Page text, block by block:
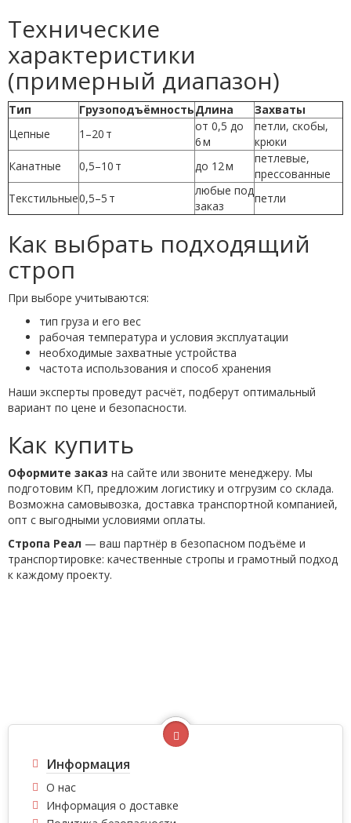
Технические
характеристики
(примерный диапазон)
Тип ГрузоподъёмностьДлина
Захваты
Цепные
1–20 т
от 0,5 до
6 м
петли, скобы,
крюки
Канатные
0,5–10 т до 12 м
петлевые,
прессованные
Текстильные0,5–5 т
любые под
заказ
петли
Как выбрать подходящий
строп
При выборе учитываются:
тип груза и его вес
рабочая температура и условия эксплуатации
необходимые захватные устройства
частота использования и способ хранения
Наши эксперты проведут расчёт, подберут оптимальный
вариант по цене и безопасности.
Как купить
Оформите заказ на сайте или звоните менеджеру. Мы
подготовим КП, предложим логистику и отгрузим со склада.
Возможна самовывозка, доставка транспортной компанией,
опт с выгодными условиями оплаты.
Стропа Реал — ваш партнёр в безопасном подъёме и
транспортировке: качественные стропы и грамотный подход
к каждому проекту.
Информация
О нас
Информация о доставке